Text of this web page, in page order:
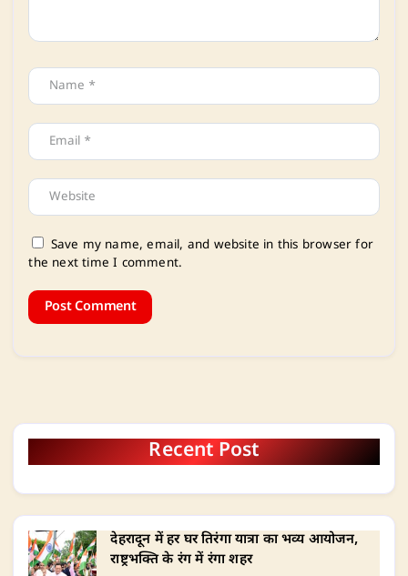
Save my name, email, and website in this browser for
the next time I comment.
Recent Post
देहरादून में हर घर तिरंगा यात्रा का भव्य आयोजन,
राष्ट्रभक्ति के रंग में रंगा शहर